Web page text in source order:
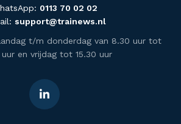
0113 70 02 02
support@trainews.nl
t/m donderdag van 8.30 uur tot
uur en vrijdag tot 15.30 uur